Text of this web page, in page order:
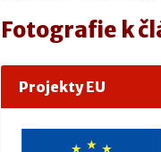
Fotografie k
Projekty EU